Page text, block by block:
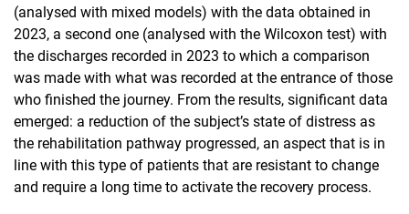
(analysed with mixed models) with the data obtained in
2023, a second one (analysed with the Wilcoxon test) with
the discharges recorded in 2023 to which a comparison
was made with what was recorded at the entrance of those
who finished the journey. From the results, significant data
emerged: a reduction of the subject’s state of distress as
the rehabilitation pathway progressed, an aspect that is in
line with this type of patients that are resistant to change
and require a long time to activate the recovery process.